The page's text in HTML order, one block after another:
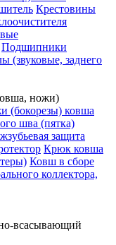
Крестовины
Подшипники
(звуковые, заднего
ножи)
(бокорезы) ковша
шва (пятка)
защита
Крюк ковша
Ковш в сборе
коллектора,
всасывающий